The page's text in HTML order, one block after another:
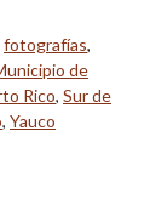
fotografías,
de
Rico, Sur de
, Yauco